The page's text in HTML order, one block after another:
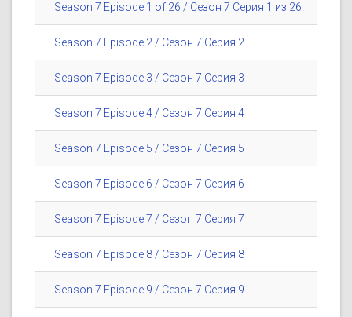
Season 7 Episode 1 of 26 / Сезон 7 Серия 1 из 26
Season 7 Episode 2 / Сезон 7 Серия 2
Season 7 Episode 3 / Сезон 7 Серия 3
Season 7 Episode 4 / Сезон 7 Серия 4
Season 7 Episode 5 / Сезон 7 Серия 5
Season 7 Episode 6 / Сезон 7 Серия 6
Season 7 Episode 7 / Сезон 7 Серия 7
Season 7 Episode 8 / Сезон 7 Серия 8
Season 7 Episode 9 / Сезон 7 Серия 9